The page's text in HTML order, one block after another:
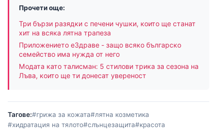
Прочети още:
Три бързи разядки с печени чушки, които ще станат
хит на всяка лятна трапеза
Приложението еЗдраве - защо всяко българско
семейство има нужда от него
Модата като талисман: 5 стилови трика за сезона на
Лъва, които ще ти донесат увереност
Тагове:#грижа за кожата#лятна козметика
#хидратация на тялото#слънцезащита#красота